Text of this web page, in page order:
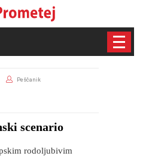
Peščanik
scenario
rodoljubivim